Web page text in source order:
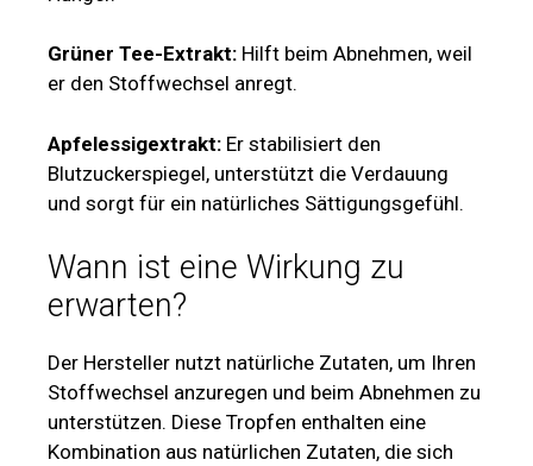
Grüner Tee-Extrakt: Hilft beim Abnehmen, weil
er den Stoffwechsel anregt.
Apfelessigextrakt: Er stabilisiert den
Blutzuckerspiegel, unterstützt die Verdauung
und sorgt für ein natürliches Sättigungsgefühl.
Wann ist eine Wirkung zu
erwarten?
Der Hersteller nutzt natürliche Zutaten, um Ihren
Stoffwechsel anzuregen und beim Abnehmen zu
unterstützen. Diese Tropfen enthalten eine
Kombination aus natürlichen Zutaten, die sich